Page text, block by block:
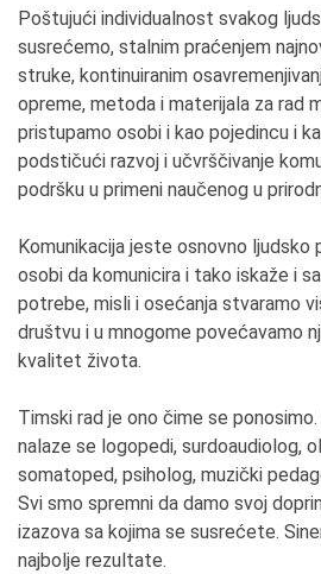
Poštujući individualnost svakog
susrećemo, stalnim praćenjem
struke, kontinuiranim
opreme, metoda i materijala za rad
pristupamo osobi i kao pojedincu i
podstičući razvoj i učvrščivanje
podršku u primeni naučenog u
Komunikacija jeste osnovno ljudsko
osobi da komunicira i tako iskaže i
potrebe, misli i osećanja stvaramo
društvu i u mnogome povećavamo
kvalitet života.
Timski rad je ono čime se
nalaze se logopedi, surdoaudiolog,
somatoped, psiholog, muzički
Svi smo spremni da damo svoj
izazova sa kojima se susrećete.
najbolje rezultate.